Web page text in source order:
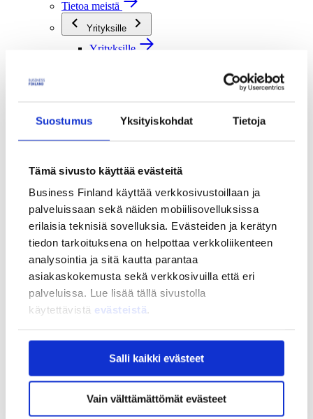
Suostumus Yksityiskohdat Tietoja
Tämä sivusto käyttää evästeitä
Business Finland käyttää verkkosivustoillaan ja
palveluissaan sekä näiden mobiilisovelluksissa
erilaisia teknisiä sovelluksia. Evästeiden ja kerätyn
tiedon tarkoituksena on helpottaa verkkoliikenteen
analysointia ja sitä kautta parantaa
asiakaskokemusta sekä verkkosivuilla että eri
palveluissa. Lue lisää tällä sivustolla
käytettävistä evästeistä.
Salli kaikki evästeet
Vain välttämättömät evästeet
Tietoa meistä
Yrityksille
Yrityksille
Tutkimusorganisaatioille
Verkostoitumispalvelut
Julkisille toimijoille
Julkisille toimijoille
Verkostoitumispalvelut
Rahoituspalvelut
Me olemme Business Finland
Me olemme Business Finland
Organisaatiomme
Töihin meille
Strategia ja vaikuttavuus
Business Finlandin strategia 2030
Ajankohtaista
Ajankohtaista